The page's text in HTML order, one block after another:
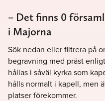
– Det finns 0
i Majorna
Sök nedan eller filtrera på
begravning med präst
hållas i såväl kyrka som
hålls normalt i kapell, men
platser förekommer.